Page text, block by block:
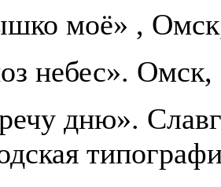
моё» ,
небес».
дню».